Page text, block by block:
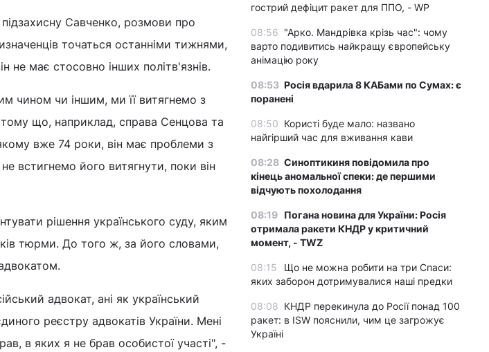
Савченко, розмови про
точаться останніми тижнями,
не має стосовно інших політв'язнів.
чином чи іншим, ми її витягнемо з
тому що, наприклад, справа Сенцова та
вже 74 роки, він має проблеми з
встигнемо його витягнути, поки він
рішення українського суду, яким
тюрми. До того ж, за його словами,
адвокат, ані як український
реєстру адвокатів України. Мені
в яких я не брав особистої участі", -
гострий дефіцит ракет для ППО, - WP
08:56 "Арко. Мандрівка крізь час": чому
варто подивитись найкращу європейську
анімацію року
08:53 Росія вдарила 8 КАБами по Сумах: є
поранені
08:50 Користі буде мало: названо
найгірший час для вживання кави
08:28 Синоптикиня повідомила про
кінець аномальної спеки: де першими
відчують похолодання
08:19 Погана новина для України: Росія
отримала ракети КНДР у критичний
момент, - TWZ
08:15
Що не можна робити на три Спаси:
яких заборон дотримувалися наші предки
08:08 КНДР перекинула до Росії понад 100
ракет: в ISW пояснили, чим це загрожує
Україні